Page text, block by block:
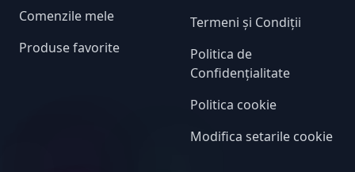
Comenzile mele
Produse favorite
Termeni și Condiții
Politica de
Confidențialitate
Politica cookie
Modifica setarile cookie